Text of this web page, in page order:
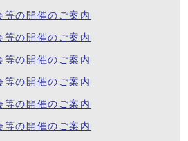
の開催のご案内
の開催のご案内
の開催のご案内
の開催のご案内
の開催のご案内
の開催のご案内